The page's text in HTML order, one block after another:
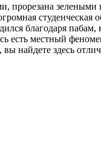
прорезана
благодаря пабам,
есть местный
найдете здесь